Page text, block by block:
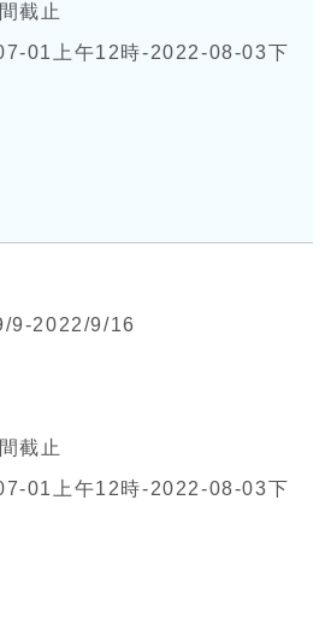
截止
01上午12時-2022-08-03下
9-2022/9/16
截止
01上午12時-2022-08-03下